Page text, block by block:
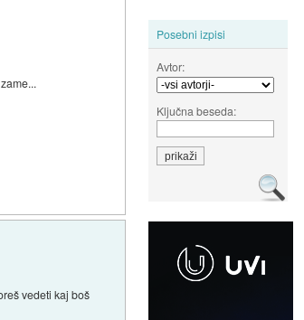
Posebni izpisi
Avtor:
Ključna beseda:
vedeti kaj boš